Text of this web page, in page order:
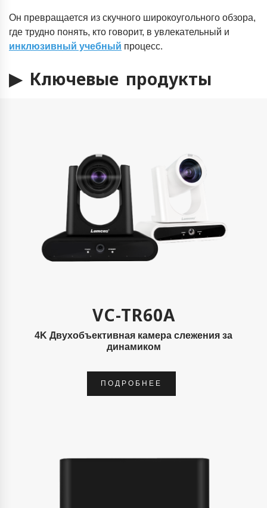
Он превращается из скучного широкоугольного обзора,
где трудно понять, кто говорит, в увлекательный и
инклюзивный учебный процесс.
▶ Ключевые продукты
VC-TR60A
4K Двухобъективная камера слежения за
динамиком
ПОДРОБНЕЕ